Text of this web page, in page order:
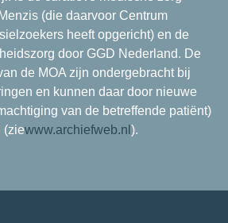
(die daarvoor Centrum
heeft opgericht) en de
door GGD Nederland. De
de MOA zijn ondergebracht bij
en kunnen daar door nieuwe
van de betreffende patiënt)
(ziewww.archiefweb.nl ).